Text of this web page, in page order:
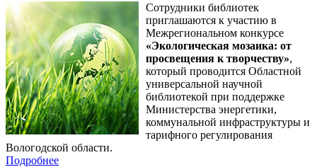
Сотрудники библиотек
приглашаются к участию в
Межрегиональном конкурсе
«Экологическая мозаика: от
просвещения к творчеству»,
который проводится Областной
универсальной научной
библиотекой при поддержке
Министерства энергетики,
коммунальной инфраструктуры и
тарифного регулирования
Вологодской области.
Подробнее